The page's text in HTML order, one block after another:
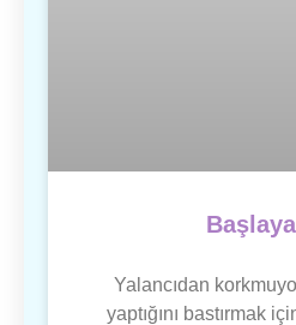
Yalancıdan
yaptığını bastırmak